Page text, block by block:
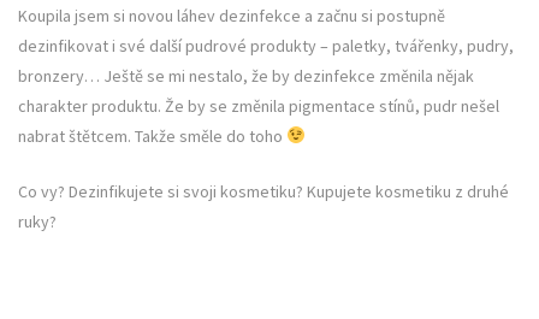
Koupila jsem si novou láhev dezinfekce a začnu si postupně
dezinfikovat i své další pudrové produkty – paletky, tvářenky, pudry,
bronzery… Ještě se mi nestalo, že by dezinfekce změnila nějak
charakter produktu. Že by se změnila pigmentace stínů, pudr nešel
nabrat štětcem. Takže směle do toho
Co vy? Dezinfikujete si svoji kosmetiku? Kupujete kosmetiku z druhé
ruky?